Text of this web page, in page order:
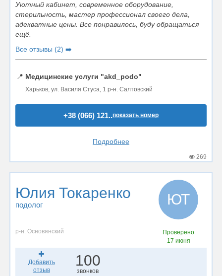
Уютный кабинет, современное оборудование,
стерильность, мастер профессионал своего дела,
адекватные цены. Все понравилось, буду обращаться
ещё.
Все отзывы (2) ➡️
📍 Медицинские услуги "akd_podo"
Харьков, ул. Василя Стуса, 1 р-н. Салтовский
+38 (066) 121..показать номер
Подробнее
269
Юлия Токаренко
подолог ЮТ
р-н. Основянский
Проверено
17 июня
Добавить
отзыв
100
звонков